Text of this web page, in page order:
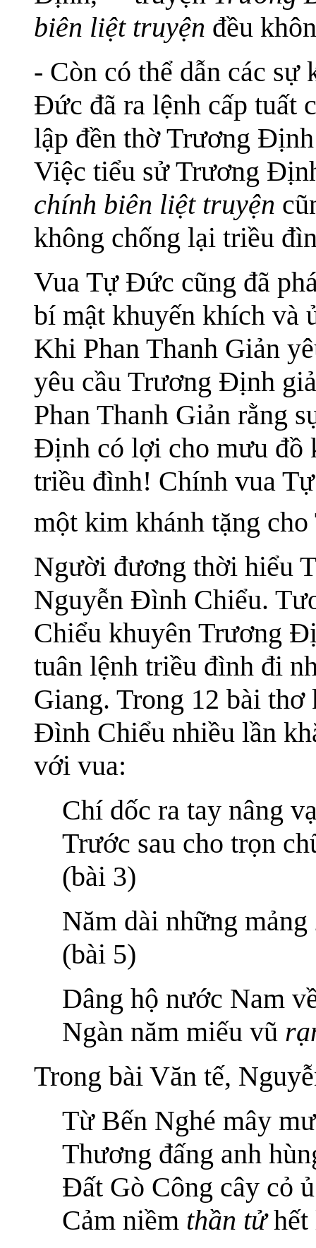
biên liệt truyện đều
- Còn có thể dẫn các
Đức đã ra lệnh cấp tuất
lập đền thờ Trương
Việc tiểu sử Trương
chính biên liệt truyện
không chống lại triều
Vua Tự Đức cũng đã
bí mật khuyến khích và
Khi Phan Thanh Giản
yêu cầu Trương Định
Phan Thanh Giản rằng
Định có lợi cho mưu đồ
triều đình! Chính vua
một kim khánh tặng
Người đương thời hiểu
Nguyễn Đình Chiểu.
Chiểu khuyên Trương
tuân lệnh triều đình đi
Giang. Trong 12 bài
Đình Chiểu nhiều lần
với vua:
Chí dốc ra tay nâng
Trước sau cho trọn
(bài 3)
Năm dài những mảng
(bài 5)
Dâng hộ nước Nam
Ngàn năm miếu vũ
Trong bài Văn tế,
Từ Bến Nghé mây
Thương đấng anh
Đất Gò Công cây cỏ
Cảm niềm thần tửhết